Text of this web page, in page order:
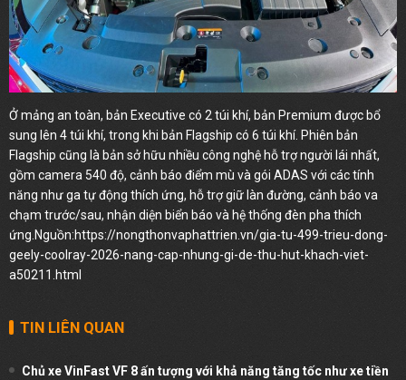
Ở mảng an toàn, bản Executive có 2 túi khí, bản Premium được bổ
sung lên 4 túi khí, trong khi bản Flagship có 6 túi khí. Phiên bản
Flagship cũng là bản sở hữu nhiều công nghệ hỗ trợ người lái nhất,
gồm camera 540 độ, cảnh báo điểm mù và gói ADAS với các tính
năng như ga tự động thích ứng, hỗ trợ giữ làn đường, cảnh báo va
chạm trước/sau, nhận diện biển báo và hệ thống đèn pha thích
ứng.Nguồn:https://nongthonvaphattrien.vn/gia-tu-499-trieu-dong-
geely-coolray-2026-nang-cap-nhung-gi-de-thu-hut-khach-viet-
a50211.html
TIN LIÊN QUAN
Chủ xe VinFast VF 8 ấn tượng với khả năng tăng tốc như xe tiền